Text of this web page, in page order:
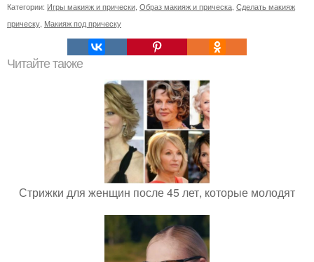
Категории: Игры макияж и прически, Образ макияж и прическа, Сделать макияж
прическу, Макияж под прическу
Читайте также
Стрижки для женщин после 45 лет, которые молодят